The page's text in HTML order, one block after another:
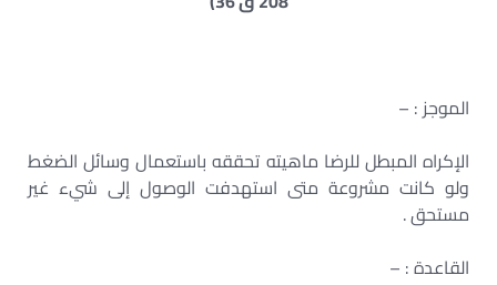
الموجز : –
الإكراه المبطل للرضا ماهيته تحققه باستعمال وسائل الضغط
ولو كانت مشروعة متى استهدفت الوصول إلى شيء غير
مستحق .
القاعدة : –